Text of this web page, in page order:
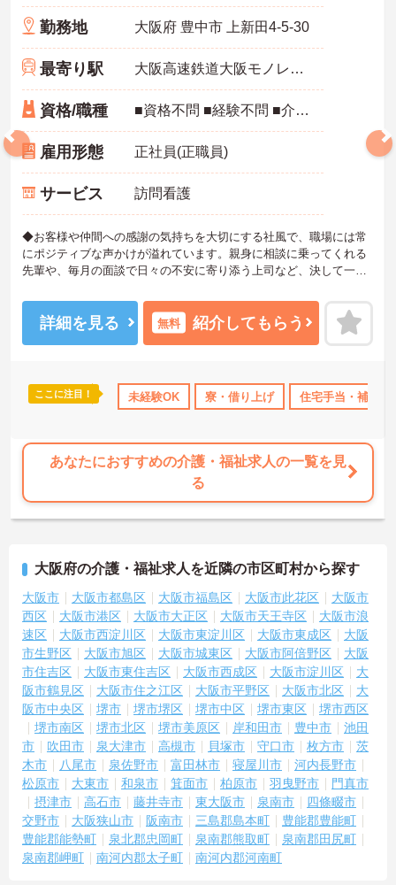
産休･育休･介護休暇取得実績あり 社会保険完備 交通費支給
勤務地 大阪府 豊中市 上新田4-5-30
最寄り駅 大阪高速鉄道大阪モノレール「千里中央駅」徒歩13分
資格/職種 ■資格不問 ■経験不問 ■介護職員初任者研修（ヘルパー2級）以上あれば尚可
雇用形態 正社員(正職員)
サービス 訪問看護
◆お客様や仲間への感謝の気持ちを大切にする社風で、職場には常
にポジティブな声かけが溢れています。親身に相談に乗ってくれる
先輩や、毎月の面談で日々の不安に寄り添う上司など、決して一人
社でも自然と馴染める職場です。
◆無資格からでもプロフェッショナルを目指せる「資格取得支援制
度」を完備しています。初任者研修から国家資格である介護福祉士
◆法人独自の介護技術認定制度「ケアマイスター」により、身につ
けたスキルを5段階でしっかり評価し手当で還元。さらに「目標管理
詳細を見る 無料 紹介してもらう
ここに注目！ 未経験OK 寮・借り上げ 住宅手当・補助
あなたにおすすめの介護・福祉求人の一覧を見
る
大阪府の介護・福祉求人を近隣の市区町村から探す
大阪市 大阪市都島区 大阪市福島区 大阪市此花区
大阪市
西区
大阪市港区 大阪市大正区 大阪市天王寺区
大阪市浪
速区
大阪市西淀川区 大阪市東淀川区 大阪市東成区
大阪
市生野区
大阪市旭区 大阪市城東区 大阪市阿倍野区
大阪
市住吉区
大阪市東住吉区 大阪市西成区 大阪市淀川区
大
阪市鶴見区
大阪市住之江区 大阪市平野区 大阪市北区
大
阪市中央区
堺市 堺市堺区 堺市中区 堺市東区
堺市西区
堺市南区
堺市北区 堺市美原区 岸和田市 豊中市
池田
市
吹田市 泉大津市 高槻市 貝塚市 守口市 枚方市
茨
木市
八尾市 泉佐野市 富田林市 寝屋川市
河内長野市
松原市
大東市 和泉市 箕面市 柏原市 羽曳野市
門真市
摂津市
高石市 藤井寺市 東大阪市 泉南市
四條畷市
交野市
大阪狭山市 阪南市 三島郡島本町
豊能郡豊能町
豊能郡能勢町
泉北郡忠岡町 泉南郡熊取町
泉南郡田尻町
泉南郡岬町
南河内郡太子町 南河内郡河南町